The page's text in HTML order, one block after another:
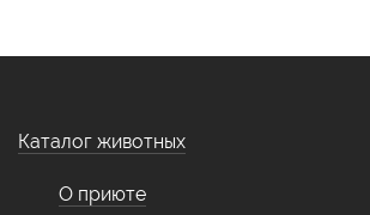
Каталог животных
О приюте